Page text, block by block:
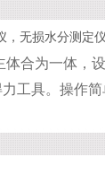
合为一体，
工具。操作简